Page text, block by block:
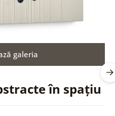
în spațiu
galeria